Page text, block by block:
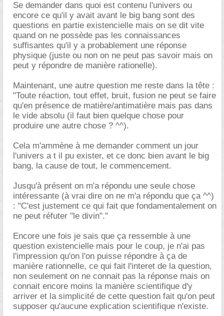
Se demander dans quoi est contenu l'univers ou
encore ce qu'il y avait avant le big bang sont des
questions en partie existencielle mais on se dit vite
quand on ne possède pas les connaissances
suffisantes qu'il y a probablement une réponse
physique (juste ou non on ne peut pas savoir mais on
peut y répondre de manière rationelle).
Maintenant, une autre question me reste dans la tête :
"Toute réaction, tout effet, bruit, fusion ne peut se faire
qu'en présence de matière/antimatière mais pas dans
le vide absolu (il faut bien quelque chose pour
produire une autre chose ? ^^).
Cela m'ammène à me demander comment un jour
l'univers a t il pu exister, et ce donc bien avant le big
bang, la cause de tout, le commencement.
Jusqu'à présent on m'a répondu une seule chose
intéressante (à vrai dire on ne m'a répondu que ça ^^)
: "C'est justement ce qui fait que fondamentalement on
ne peut réfuter "le divin"."
Encore une fois je sais que ça ressemble à une
question existencielle mais pour le coup, je n'ai pas
l'impression qu'on l'on puisse répondre à ça de
manière rationnelle, ce qui fait l'interet de la question,
non seulement on ne connait pas la réponse mais on
connait encore moins la manière scientifique d'y
arriver et la simplicité de cette question fait qu'on peut
supposer qu'aucune explication scientifique n'existe.